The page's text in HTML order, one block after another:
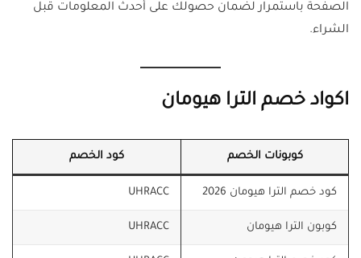
الصفحة باستمرار لضمان حصولك على أحدث المعلومات قبل
الشراء.
اكواد خصم الترا هيومان
كوبونات الخصم كود الخصم
كود خصم الترا هيومان 2026 UHRACC
كوبون الترا هيومان UHRACC